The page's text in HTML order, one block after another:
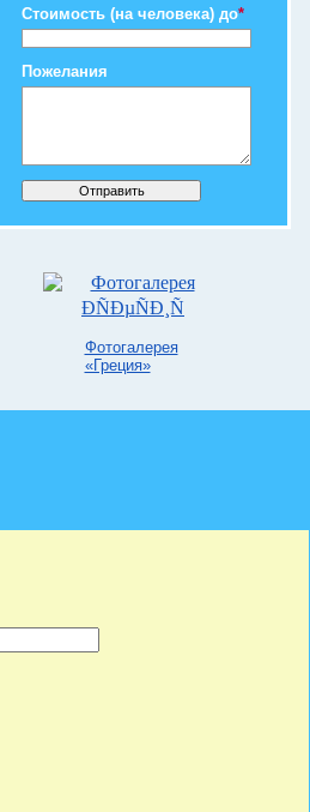
Стоимость (на человека) до*
Пожелания
Фотогалерея
«Греция»